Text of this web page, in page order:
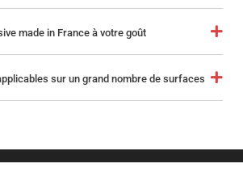
made in France à votre goût
sur un grand nombre de surfaces